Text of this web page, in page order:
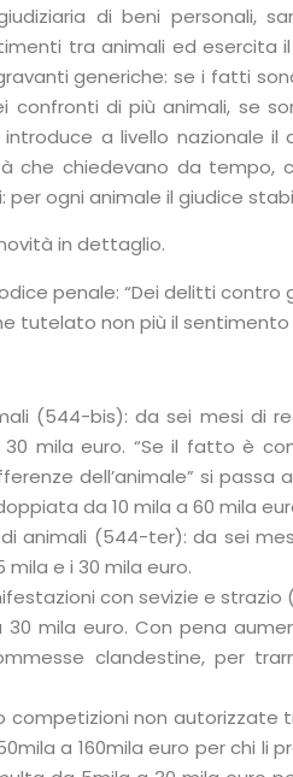
giudiziaria di beni personali,
tra animali ed esercita
generiche: se i fatti
confronti di più animali, se
a livello nazionale
che chiedevano da tempo,
ogni animale il giudice
in dettaglio.
penale: “Dei delitti contro
tutelato non più il
(544-bis): da sei mesi di
mila euro. “Se il fatto è
dell’animale” si
da 10 mila a 60 mila
animali (544-ter): da sei
e i 30 mila euro.
con sevizie e
30 mila euro. Con pena
clandestine, per
non autorizzate
a 160mila euro per chi li